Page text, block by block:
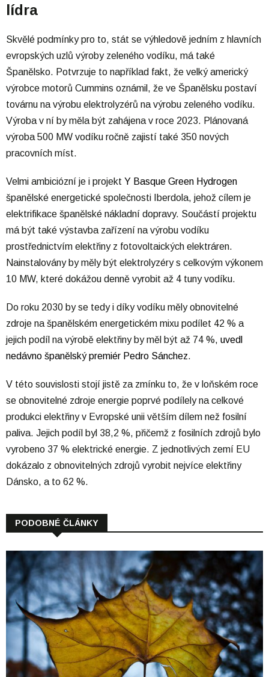
lídra
Skvělé podmínky pro to, stát se výhledově jedním z hlavních
evropských uzlů výroby zeleného vodíku, má také
Španělsko. Potvrzuje to například fakt, že velký americký
výrobce motorů Cummins oznámil, že ve Španělsku postaví
továrnu na výrobu elektrolyzérů na výrobu zeleného vodíku.
Výroba v ní by měla být zahájena v roce 2023. Plánovaná
výroba 500 MW vodíku ročně zajistí také 350 nových
pracovních míst.
Velmi ambiciózní je i projekt Y Basque Green Hydrogen
španělské energetické společnosti Iberdola, jehož cílem je
elektrifikace španělské nákladní dopravy. Součástí projektu
má být také výstavba zařízení na výrobu vodíku
prostřednictvím elektřiny z fotovoltaických elektráren.
Nainstalovány by měly být elektrolyzéry s celkovým výkonem
10 MW, které dokážou denně vyrobit až 4 tuny vodíku.
Do roku 2030 by se tedy i díky vodíku měly obnovitelné
zdroje na španělském energetickém mixu podílet 42 % a
jejich podíl na výrobě elektřiny by měl být až 74 %, uvedl
nedávno španělský premiér Pedro Sánchez.
V této souvislosti stojí jistě za zmínku to, že v loňském roce
se obnovitelné zdroje energie poprvé podílely na celkové
produkci elektřiny v Evropské unii větším dílem než fosilní
paliva. Jejich podíl byl 38,2 %, přičemž z fosilních zdrojů bylo
vyrobeno 37 % elektrické energie. Z jednotlivých zemí EU
dokázalo z obnovitelných zdrojů vyrobit nejvíce elektřiny
Dánsko, a to 62 %.
PODOBNÉ ČLÁNKY